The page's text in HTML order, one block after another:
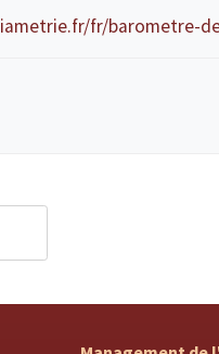
fr/barometre-